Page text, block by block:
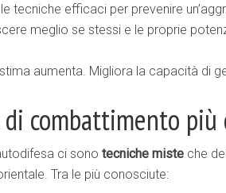
tecniche efficaci per prevenire
meglio se stessi e le proprie
aumenta. Migliora la capacità di
combattimento
ci sono tecniche miste che
Tra le più conosciute: